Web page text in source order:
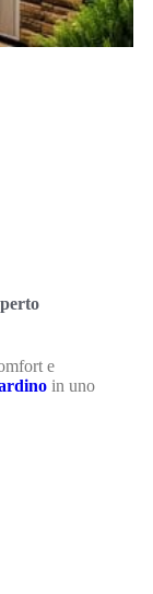
e
in uno